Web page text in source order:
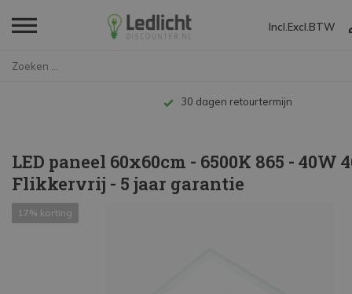
Incl. Excl. BTW
Tot 10 jaar garantie
LED paneel 60x60cm - 6500K 865 - 40W
Flikkervrij - 5 jaar garantie
17% korting